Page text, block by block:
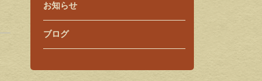
お知らせ
ブログ